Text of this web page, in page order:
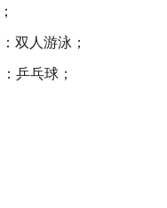
双人游泳；
乒乓球；